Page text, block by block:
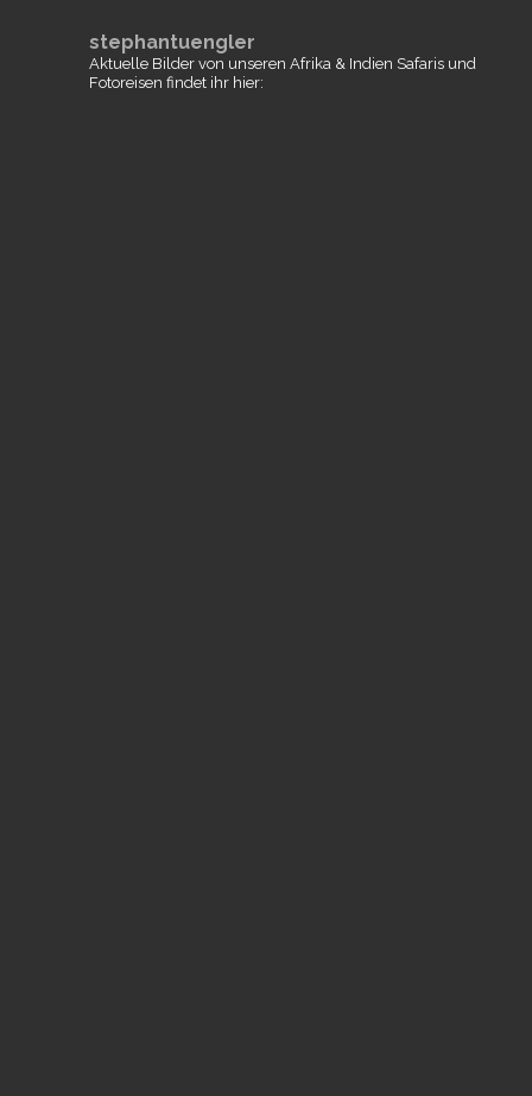
stephantuengler
Aktuelle Bilder von unseren Afrika & Indien Safaris und
Fotoreisen findet ihr hier: